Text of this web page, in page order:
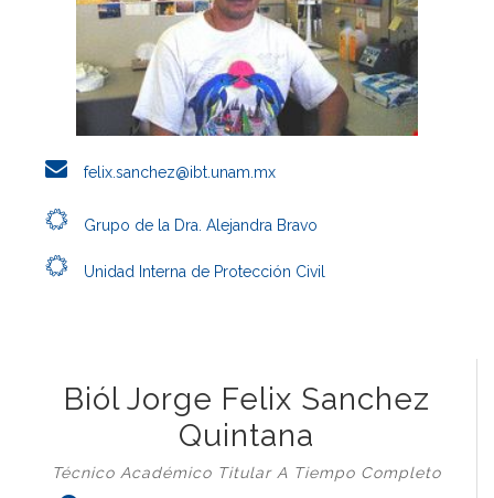
felix.sanchez@ibt.unam.mx
Grupo de la Dra. Alejandra Bravo
Unidad Interna de Protección Civil
Biól Jorge Felix Sanchez
Quintana
Técnico Académico Titular A Tiempo Completo